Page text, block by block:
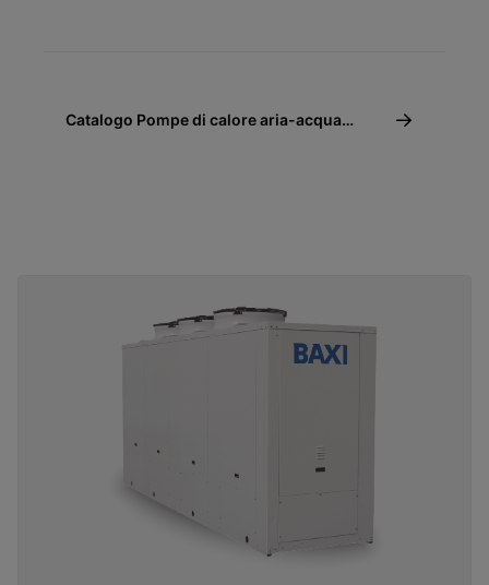
Catalogo Pompe di calore aria-acqua